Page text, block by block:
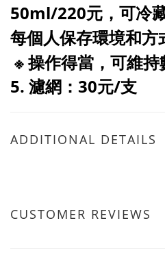
50ml/220元 ，可冷
每個人保存環境和方
※ 操作得當，可維持
5. 濾網：30元/支
ADDITIONAL DETAILS
CUSTOMER REVIEWS